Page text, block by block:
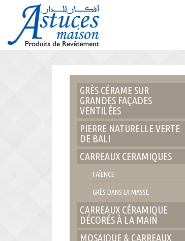
GRÈS CÉRAME SUR
GRANDES FAÇADES
VENTILÉES
PIERRE NATURELLE VERTE
DE BALI
CARREAUX CERAMIQUES
FAÏENCE
GRÈS DANS LA MASSE
CARREAUX CÉRAMIQUE
DÉCORÉS À LA MAIN
MOSAIQUE & CARREAUX